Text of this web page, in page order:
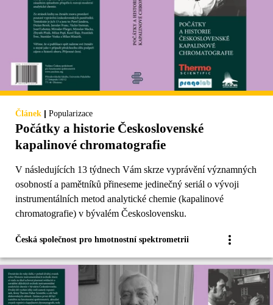
Článek | Popularizace
Počátky a historie Československé
kapalinové chromatografie
V následujících 13 týdnech Vám skrze vyprávění významných
osobností a pamětníků přineseme jedinečný seriál o vývoji
instrumentálních metod analytické chemie (kapalinové
chromatografie) v bývalém Československu.
Česká společnost pro hmotnostní spektrometrii